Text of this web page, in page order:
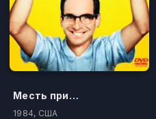
Месть придурков
1984, США